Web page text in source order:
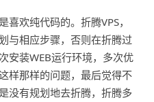
欢纯代码的。折腾VPS，
与相应步骤，否则在折腾过
安装WEB运行环境，多次优
样那样的问题，最后觉得不
没有规划地去折腾，折腾多